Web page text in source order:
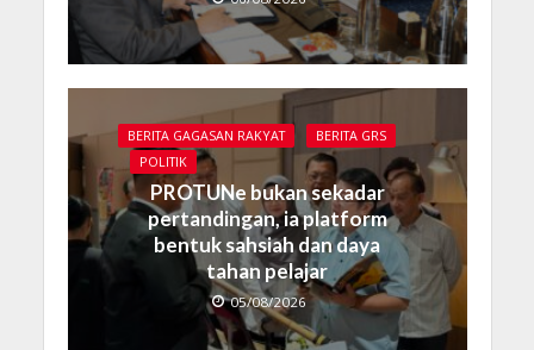
BERITA GAGASAN RAKYAT
BERITA GRS
POLITIK
PROTUNe bukan sekadar
pertandingan, ia platform
bentuk sahsiah dan daya
tahan pelajar
05/08/2026